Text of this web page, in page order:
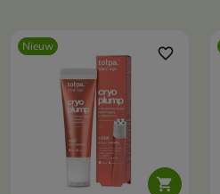
Nieuw

favorite_border